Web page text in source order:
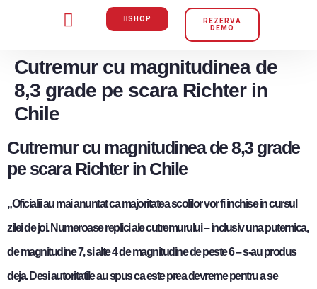
SHOP
REZERVA
DEMO
Cutremur cu magnitudinea de
8,3 grade pe scara Richter in
Chile
Cutremur cu magnitudinea de 8,3 grade
pe scara Richter in Chile
„Oficialii au mai anuntat ca majoritatea scolilor vor fi inchise in cursul
zilei de joi. Numeroase replici ale cutremurului – inclusiv una puternica,
de magnitudine 7, si alte 4 de magnitudine de peste 6 – s-au produs
deja. Desi autoritatile au spus ca este prea devreme pentru a se